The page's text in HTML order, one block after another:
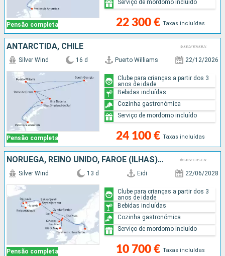
Pensão completa 22 300 € Taxas incluídas
Serviço de mordomo incluído
ANTARCTIDA, CHILE
Pensão completa
Silver Wind 16 d Puerto Williams 22/12/2026
24 100 € Taxas incluídas
Clube para crianças a partir dos 3
anos de idade
Bebidas incluídas
Cozinha gastronómica
Serviço de mordomo incluído
NORUEGA, REINO UNIDO, FAROE (ILHAS), DINAMARCA, ISLÂNDIA
Pensão completa
Silver Wind 13 d Eidi 22/06/2028
10 700 € Taxas incluídas
Clube para crianças a partir dos 3
anos de idade
Bebidas incluídas
Cozinha gastronómica
Serviço de mordomo incluído